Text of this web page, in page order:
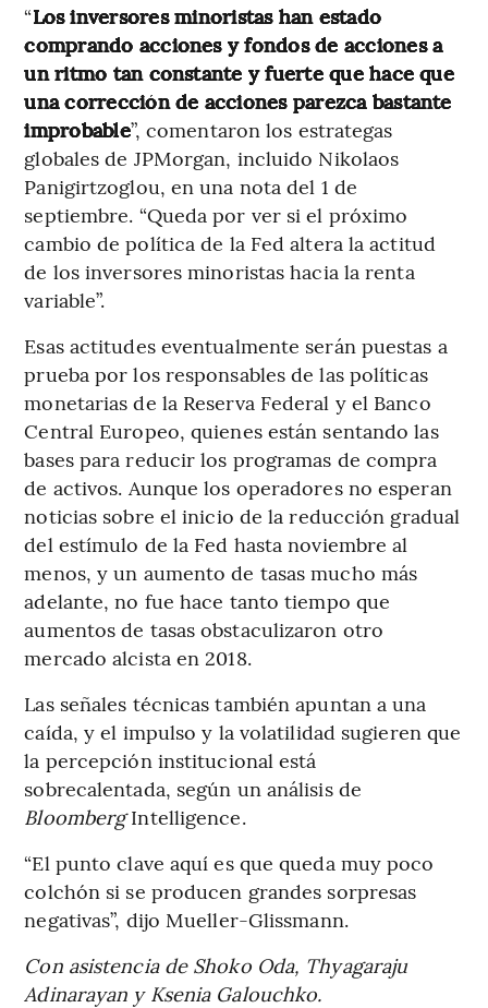
“Los inversores minoristas han estado
comprando acciones y fondos de acciones a
un ritmo tan constante y fuerte que hace que
una corrección de acciones parezca bastante
improbable”, comentaron los estrategas
globales de JPMorgan, incluido Nikolaos
Panigirtzoglou, en una nota del 1 de
septiembre. “Queda por ver si el próximo
cambio de política de la Fed altera la actitud
de los inversores minoristas hacia la renta
variable”.
Esas actitudes eventualmente serán puestas a
prueba por los responsables de las políticas
monetarias de la Reserva Federal y el Banco
Central Europeo, quienes están sentando las
bases para reducir los programas de compra
de activos. Aunque los operadores no esperan
noticias sobre el inicio de la reducción gradual
del estímulo de la Fed hasta noviembre al
menos, y un aumento de tasas mucho más
adelante, no fue hace tanto tiempo que
aumentos de tasas obstaculizaron otro
mercado alcista en 2018.
Las señales técnicas también apuntan a una
caída, y el impulso y la volatilidad sugieren que
la percepción institucional está
sobrecalentada, según un análisis de
BloombergIntelligence.
“El punto clave aquí es que queda muy poco
colchón si se producen grandes sorpresas
negativas”, dijo Mueller-Glissmann.
Con asistencia de Shoko Oda, Thyagaraju
Adinarayan y Ksenia Galouchko.